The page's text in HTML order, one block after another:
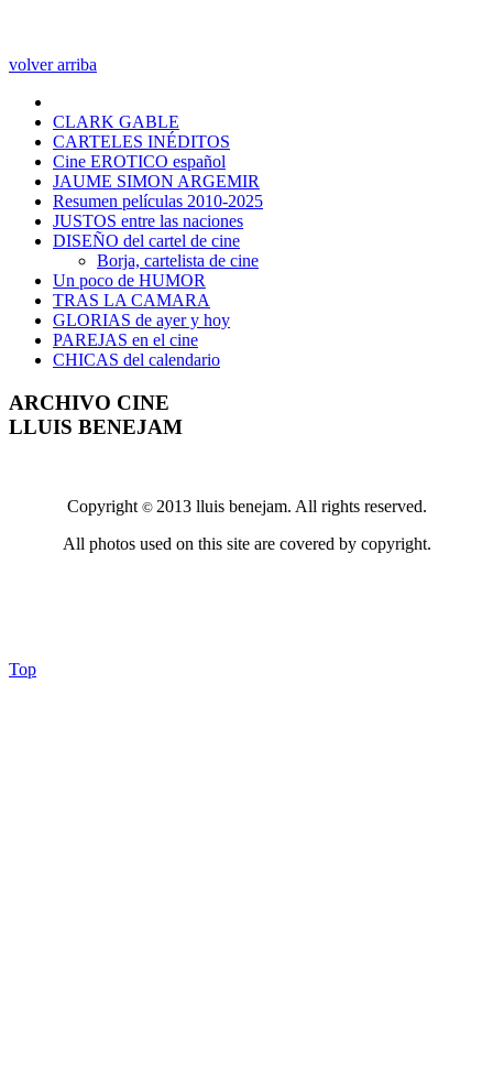
volver arriba
CLARK GABLE
CARTELES INÉDITOS
Cine EROTICO español
JAUME SIMON ARGEMIR
Resumen películas 2010-2025
JUSTOS entre las naciones
DISEÑO del cartel de cine
Borja, cartelista de cine
Un poco de HUMOR
TRAS LA CAMARA
GLORIAS de ayer y hoy
PAREJAS en el cine
CHICAS del calendario
ARCHIVO CINE
LLUIS BENEJAM
Copyright © 2013 lluis benejam. All rights reserved.
All photos used on this site are covered by copyright.
Top